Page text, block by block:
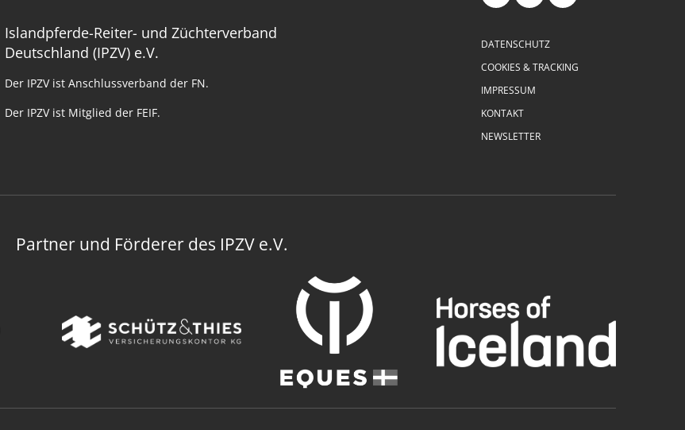
Islandpferde-Reiter- und Züchterverband
Deutschland (IPZV) e.V.
Der IPZV ist Anschlussverband der FN.
Der IPZV ist Mitglied der FEIF.
DATENSCHUTZ
COOKIES & TRACKING
IMPRESSUM
KONTAKT
NEWSLETTER
Partner und Förderer des IPZV e.V.